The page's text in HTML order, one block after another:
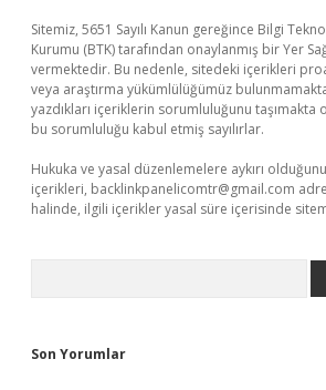
Sitemiz, 5651 Sayılı Kanun gereğince Bilgi
Kurumu (BTK) tarafından onaylanmış bir Yer
vermektedir. Bu nedenle, sitedeki içerikleri
veya araştırma yükümlülüğümüz
yazdıkları içeriklerin sorumluluğunu taşımakta
bu sorumluluğu kabul etmiş sayılırlar.
Hukuka ve yasal düzenlemelere aykırı
içerikleri, backlinkpanelicomtr@gmail.com
halinde, ilgili içerikler yasal süre içerisinde
Son Yorumlar